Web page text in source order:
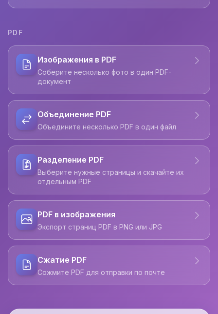
PDF
Изображения в PDF
Соберите несколько фото в один PDF-
документ
Объединение PDF
Объедините несколько PDF в один файл
Разделение PDF
Выберите нужные страницы и скачайте их
отдельным PDF
PDF в изображения
Экспорт страниц PDF в PNG или JPG
Сжатие PDF
Сожмите PDF для отправки по почте